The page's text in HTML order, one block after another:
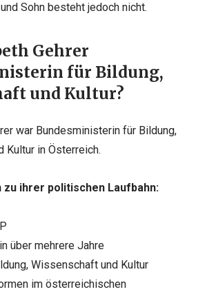
Sohn besteht jedoch nicht.
Gehrer
für Bildung,
und Kultur?
war Bundesministerin für Bildung,
Kultur in Österreich.
zu ihrer politischen Laufbahn:
über mehrere Jahre
Wissenschaft und Kultur
im österreichischen